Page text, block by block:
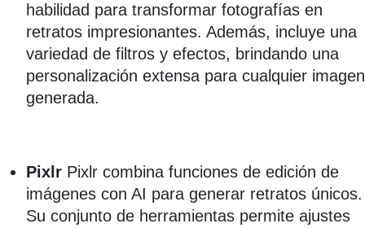
habilidad para transformar fotografías en
retratos impresionantes. Además, incluye una
variedad de filtros y efectos, brindando una
personalización extensa para cualquier imagen
generada.
Pixlr Pixlr combina funciones de edición de
imágenes con AI para generar retratos únicos.
Su conjunto de herramientas permite ajustes